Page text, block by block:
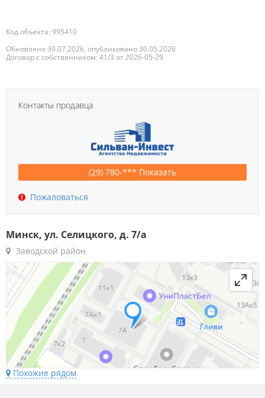
Код объекта: 995410
Обновлено 30.07.2026, опубликовано 30.05.2026
Договор с собственником: 41/3 от 2026-05-29
Контакты продавца
(29) 780-*** Показать
Пожаловаться
Минск, ул. Селицкого, д. 7/а
Заводской район
Похожие рядом